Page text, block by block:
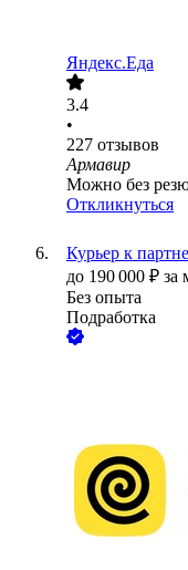
Яндекс.Еда
3.4
•
227 отзывов
Армавир
Можно без
Откликнуться
Курьер к
до 190 000 ₽ за
Без опыта
Подработка